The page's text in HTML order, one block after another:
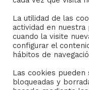
ciudad de Sevilla
C/ San Gregorio 26.
(+34) 954 21 59 27
La utilidad de las
actividad en nuestra
cuando la visite
configurar el
hábitos de
Las cookies pueden
bloqueadas y